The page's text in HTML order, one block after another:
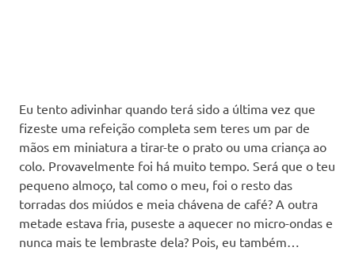
Eu tento adivinhar quando terá sido a última vez que
fizeste uma refeição completa sem teres um par de
mãos em miniatura a tirar-te o prato ou uma criança ao
colo. Provavelmente foi há muito tempo. Será que o teu
pequeno almoço, tal como o meu, foi o resto das
torradas dos miúdos e meia chávena de café? A outra
metade estava fria, puseste a aquecer no micro-ondas e
nunca mais te lembraste dela? Pois, eu também…